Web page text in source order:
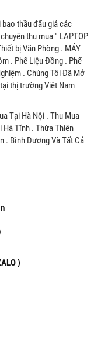
thầu đấu giá các
thu mua '' LAPTOP
bị Văn Phòng . MÁY
. Phế Liệu Đồng . Phế
. Chúng Tôi Đã Mở
thị trường Viêt Nam
Tại Hà Nội . Thu Mua
Hà Tĩnh . Thừa Thiên
. Bình Dương Và Tất Cả
)